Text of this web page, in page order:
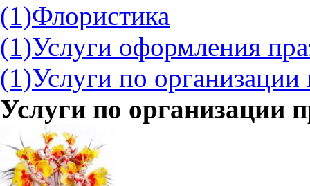
(1)Флористика
(1)Услуги оформления
(1)Услуги по
Услуги по организации